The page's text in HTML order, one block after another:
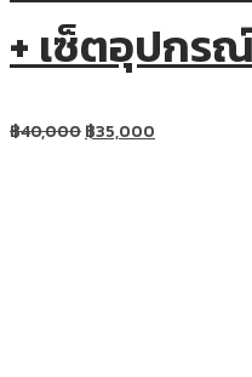
+ เซ็ตอุปกร
฿40,000฿35,000